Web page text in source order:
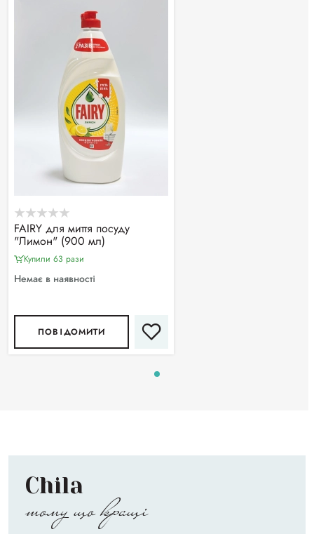
FAIRY для миття посуду
"Лимон" (900 мл)
Купили 63 рази
Немає в наявності
ПОВІДОМИТИ
Chila
тому що кращі